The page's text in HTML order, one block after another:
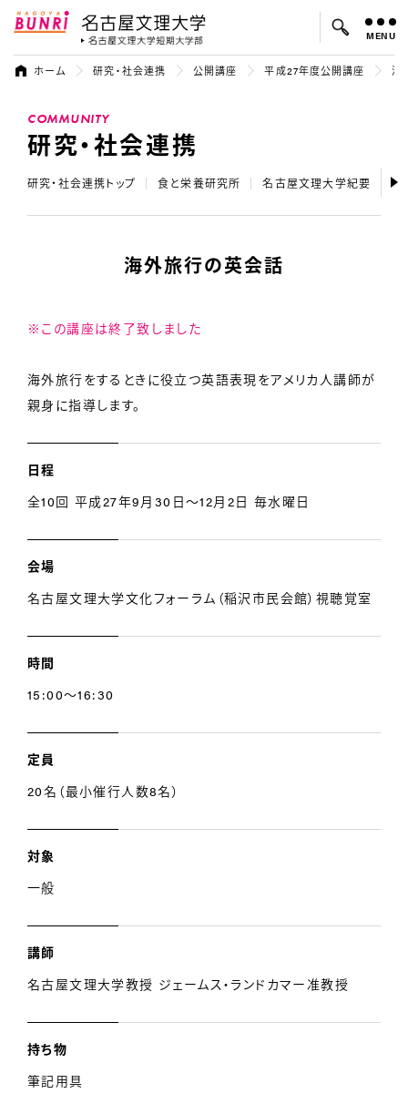
名古屋文理大学 名古屋文理大
よく検索されているキーワード：
MENU
ホーム 研究・社会連携 公開講座 平成27年度公開講座 海
COMMUNITY
研究・社会連携
研究・社会連携トップ 食と栄養研究所 名古屋文理大学紀要 テ
海外旅行の英会話
※この講座は終了致しました
海外旅行をするときに役立つ英語表現をアメリカ人講師が
親身に指導します。
日程
全10回 平成27年9月30日～12月2日 毎水曜日
会場
名古屋文理大学文化フォーラム（稲沢市民会館）視聴覚室
時間
15:00～16:30
定員
20名（最小催行人数8名）
対象
一般
講師
名古屋文理大学教授 ジェームス・ランドカマー准教授
持ち物
筆記用具